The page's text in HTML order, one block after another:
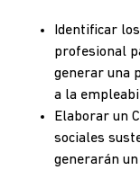
Identificar
profesional
generar una
a la
Elaborar un
sociales
generarán